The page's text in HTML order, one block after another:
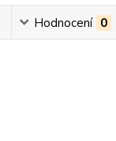
Hodnocení 0